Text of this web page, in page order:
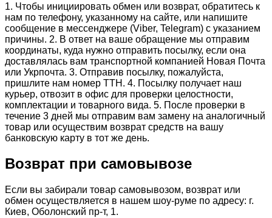
1. Чтобы инициировать обмен или возврат, обратитесь к
нам по телефону, указанному на сайте, или напишите
сообщение в мессенджере (Viber, Telegram) с указанием
причины. 2. В ответ на ваше обращение мы отправим
координаты, куда нужно отправить посылку, если она
доставлялась вам транспортной компанией Новая Почта
или Укрпочта. 3. Отправив посылку, пожалуйста,
пришлите нам номер ТТН. 4. Посылку получает наш
курьер, отвозит в офис для проверки целостности,
комплектации и товарного вида. 5. После проверки в
течение 3 дней мы отправим вам замену на аналогичный
товар или осуществим возврат средств на вашу
банковскую карту в тот же день.
Возврат при самовывозе
Если вы забирали товар самовывозом, возврат или
обмен осуществляется в нашем шоу-руме по адресу: г.
Киев, Оболонский пр-т, 1.